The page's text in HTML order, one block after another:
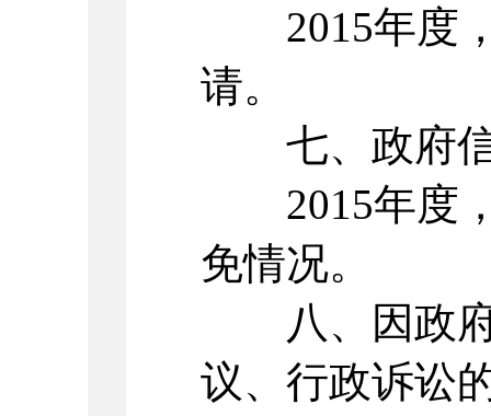
2015年度，
请。
七、政府信
2015年度，
免情况。
八、因政府
议、行政诉讼